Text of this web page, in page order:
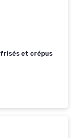
frisés et crépus